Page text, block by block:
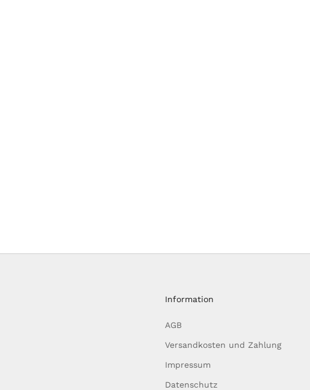
Information
AGB
Versandkosten und Zahlung
Impressum
Datenschutz